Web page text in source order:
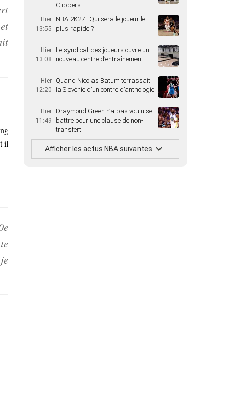
il
Clippers
Hier
13:55
NBA 2K27 | Qui sera le joueur le
plus rapide ?
Hier
13:08
Le syndicat des joueurs ouvre un
nouveau centre d’entraînement
Hier
12:20
Quand Nicolas Batum terrassait
la Slovénie d’un contre d’anthologie
Hier
11:49
Draymond Green n’a pas voulu se
battre pour une clause de non-
transfert
Afficher les actus NBA suivantes